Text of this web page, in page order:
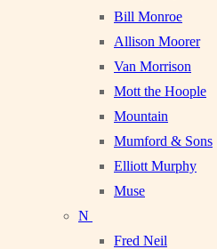
Bill Monroe
Allison Moorer
Van Morrison
Mott the Hoople
Mountain
Mumford & Sons
Elliott Murphy
Muse
N
Fred Neil